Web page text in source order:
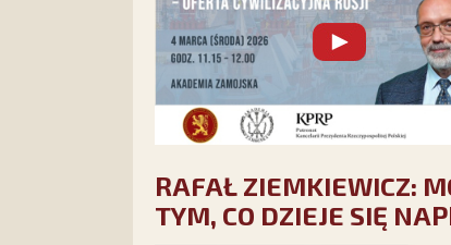
RAFAŁ ZIEMKIEWICZ:
TYM, CO DZIEJE SIĘ